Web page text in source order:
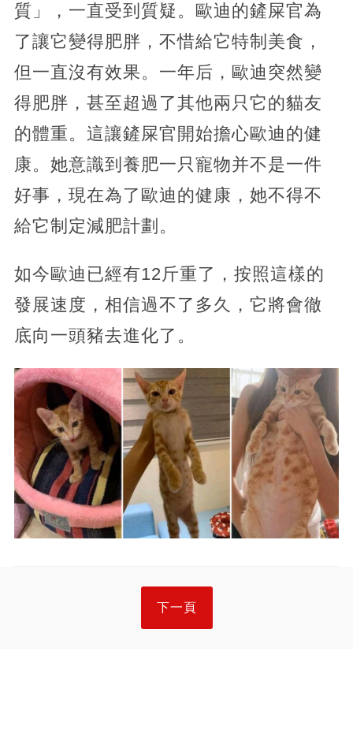
質」，一直受到質疑。歐迪的鏟屎官為
了讓它變得肥胖，不惜給它特制美食，
但一直沒有效果。一年后，歐迪突然變
得肥胖，甚至超過了其他兩只它的貓友
的體重。這讓鏟屎官開始擔心歐迪的健
康。她意識到養肥一只寵物并不是一件
好事，現在為了歐迪的健康，她不得不
給它制定減肥計劃。
如今歐迪已經有12斤重了，按照這樣的
發展速度，相信過不了多久，它將會徹
底向一頭豬去進化了。
下一頁